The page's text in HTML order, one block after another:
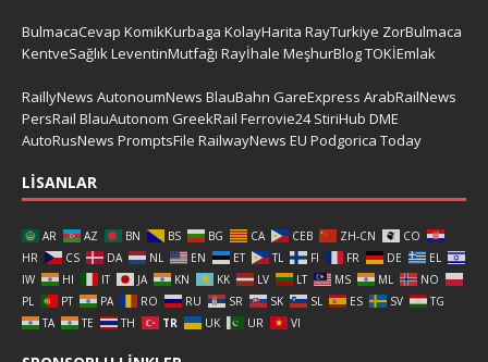
BulmacaCevap KomikKurbaga KolayHarita RayTurkiye ZorBulmaca
KentveSağlıkLeventinMutfağı Rayİhale MeşhurBlogTOKİEmlak
RaillyNews AutonoumNews BlauBahn GareExpress ArabRailNews
PersRail BlauAutonom GreekRail Ferrovie24 StiriHub DME
AutoRusNews PromptsFile RailwayNews EU Podgorica Today
LISANLAR
AR AZ BN BS BG CA CEB ZH-CN
CO
HR
CS DA NL EN ET TL FI FR DE
EL
IW
HI IT JA KN KK LV LT MS ML
NO
PL
PT PA RO RU SR SK SL ES SV
TG
TA
TE TH TR UK UR VI